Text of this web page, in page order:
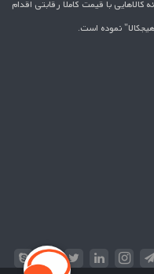
با قیمت کاملاَ رقابتی اقدام
نموده است.